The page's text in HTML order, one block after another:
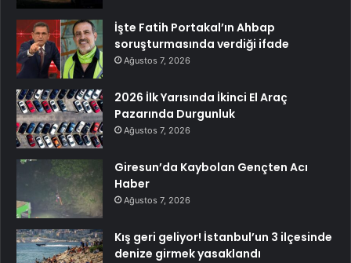
İşte Fatih Portakal’ın Ahbap
soruşturmasında verdiği ifade
Ağustos 7, 2026
2026 İlk Yarısında İkinci El Araç
Pazarında Durgunluk
Ağustos 7, 2026
Giresun’da Kaybolan Gençten Acı
Haber
Ağustos 7, 2026
Kış geri geliyor! İstanbul’un 3 ilçesinde
denize girmek yasaklandı